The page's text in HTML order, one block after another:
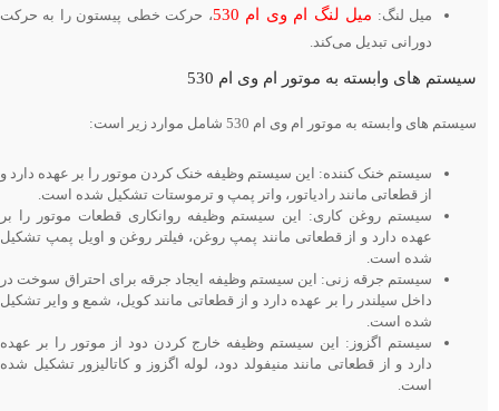
میل لنگ:میل لنگ ام وی ام 530
، حرکت خطی پیستون را به حرکت
دورانی تبدیل می‌کند.
سیستم های وابسته به موتور ام وی ام 530
سیستم های وابسته به موتور ام وی ام 530 شامل موارد زیر است:
سیستم خنک کننده: این سیستم وظیفه خنک کردن موتور را بر عهده دارد و
از قطعاتی مانند رادیاتور، واتر پمپ و ترموستات تشکیل شده است.
سیستم روغن کاری: این سیستم وظیفه روانکاری قطعات موتور را بر
عهده دارد و از قطعاتی مانند پمپ روغن، فیلتر روغن و اویل پمپ تشکیل
شده است.
سیستم جرقه زنی: این سیستم وظیفه ایجاد جرقه برای احتراق سوخت در
داخل سیلندر را بر عهده دارد و از قطعاتی مانند کویل، شمع و وایر تشکیل
شده است.
سیستم اگزوز: این سیستم وظیفه خارج کردن دود از موتور را بر عهده
دارد و از قطعاتی مانند منیفولد دود، لوله اگزوز و کاتالیزور تشکیل شده
است.